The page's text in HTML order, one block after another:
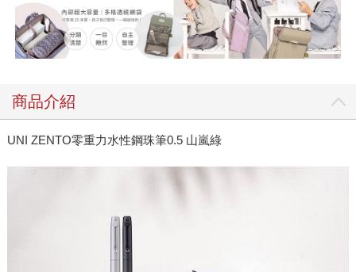
商品介紹
UNI ZENTO零重力水性鋼珠筆0.5 山嵐綠